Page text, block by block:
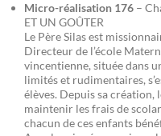
Micro-réalisation 176 –
ET UN GOÛTER
Le Père Silas est
Directeur de l’école
vincentienne, située dans
limités et rudimentaires,
élèves. Depuis sa création,
maintenir les frais de
chacun de ces enfants